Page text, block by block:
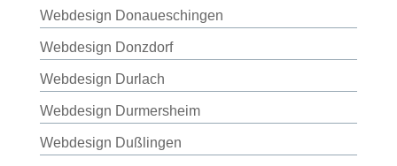
Webdesign Donaueschingen
Webdesign Donzdorf
Webdesign Durlach
Webdesign Durmersheim
Webdesign Dußlingen